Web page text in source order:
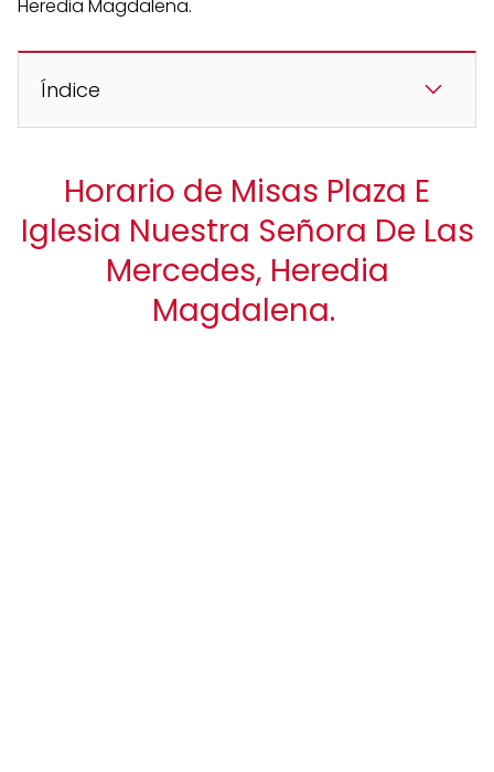
Índice
Horario de Misas Plaza E
Iglesia Nuestra Señora De Las
Mercedes, Heredia
Magdalena.